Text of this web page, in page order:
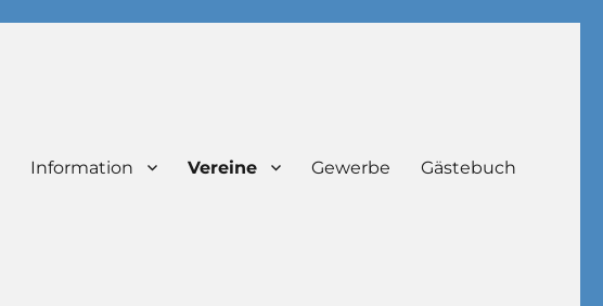
Information Vereine Gewerbe Gästebuch